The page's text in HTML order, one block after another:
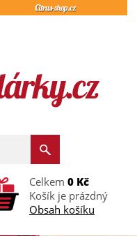
Celkem 0 Kč
Košík je prázdný
Obsah košíku